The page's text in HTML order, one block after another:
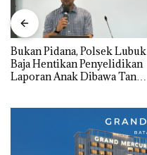
Bukan Pidana, Polsek Lubuk
Baja Hentikan Penyelidikan
Laporan Anak Dibawa Tanpa